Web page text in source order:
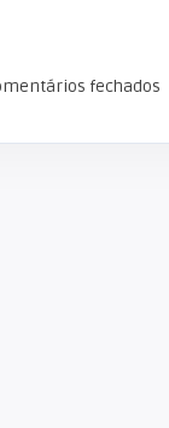
fechados